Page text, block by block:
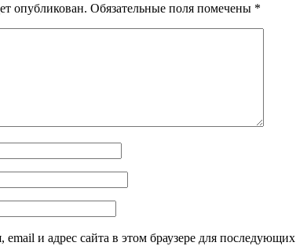
опубликован. Обязательные поля помечены *
и адрес сайта в этом браузере для